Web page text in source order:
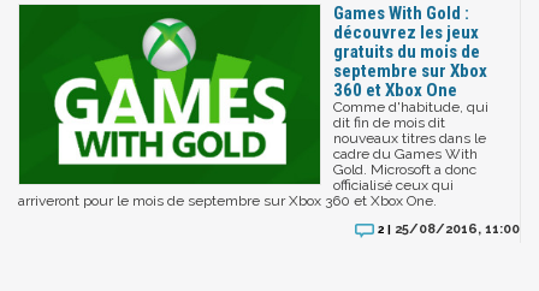
Games With Gold :
découvrez les jeux
gratuits du mois de
septembre sur Xbox
360 et Xbox One
Comme d'habitude, qui
dit fin de mois dit
nouveaux titres dans le
cadre du Games With
Gold. Microsoft a donc
officialisé ceux qui
arriveront pour le mois de septembre sur Xbox 360 et Xbox One.
2 | 25/08/2016, 11:00